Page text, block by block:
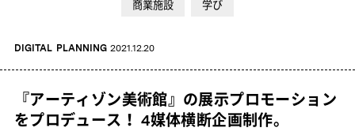
商業施設 学び
DIGITAL PLANNING 2021.12.20
『アーティゾン美術館』の展示プロモーション
をプロデュース！ 4媒体横断企画制作。